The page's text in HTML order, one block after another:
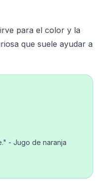
para el color y la
que suele ayudar a
- Jugo de naranja